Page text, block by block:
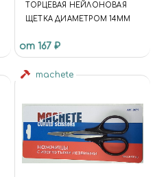
ТОРЦЕВАЯ НЕЙЛОНОВАЯ
ЩЕТКА ДИАМЕТРОМ 14ММ
от 167 ₽
machete